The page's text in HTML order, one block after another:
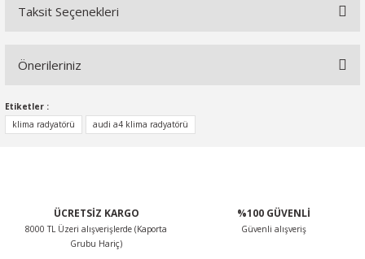
Taksit Seçenekleri
Önerileriniz
Bu ürünün fiyat bilgisi, resim, ürün açıklamalarında ve diğer
konularda yetersiz gördüğünüz noktaları öneri formunu
kullanarak tarafımıza iletebilirsiniz.
Ürün açıklamasında eksik bilgiler bulunuyor.
Ürün bilgilerinde hatalar bulunuyor.
Etiketler :
klima radyatörü
audi a4 klima radyatörü
ÜCRETSİZ KARGO
8000 TL Üzeri alışverişlerde (Kaporta
Grubu Hariç)
%100 GÜVENLİ
Güvenli alışveriş